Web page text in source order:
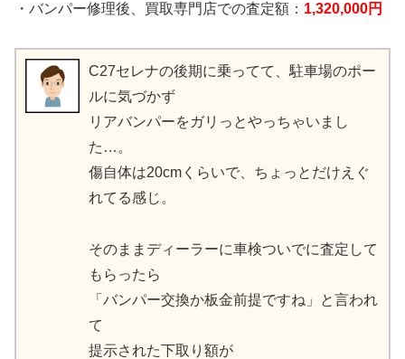
・バンパー修理後、買取専門店での査定額： 1,320,000円
C27セレナの後期に乗ってて、駐車場のポー
ルに気づかず
リアバンパーをガリっとやっちゃいまし
た…。
傷自体は20cmくらいで、ちょっとだけえぐ
れてる感じ。
そのままディーラーに車検ついでに査定して
もらったら
「バンパー交換か板金前提ですね」と言われ
て
提示された下取り額が